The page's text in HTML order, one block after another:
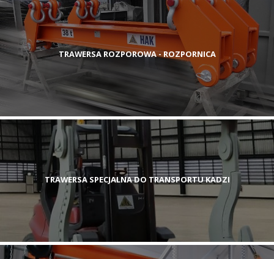
TRAWERSA ROZPOROWA - ROZPORNICA
TRAWERSA SPECJALNA DO TRANSPORTU KADZI